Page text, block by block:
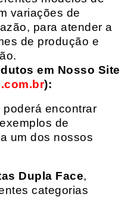
variações de
para atender a
de produção e
em Nosso Site
):
encontrar
de
um dos nossos
Dupla Face,
categorias